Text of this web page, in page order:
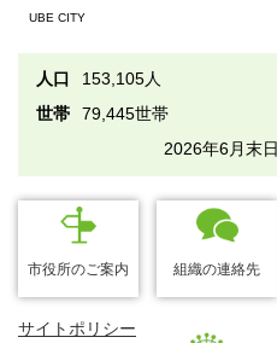
UBE CITY
人口
153,105人
世帯
79,445世帯
2026年6月末
市役所のご案内 組織の連絡先
サイトポリシー